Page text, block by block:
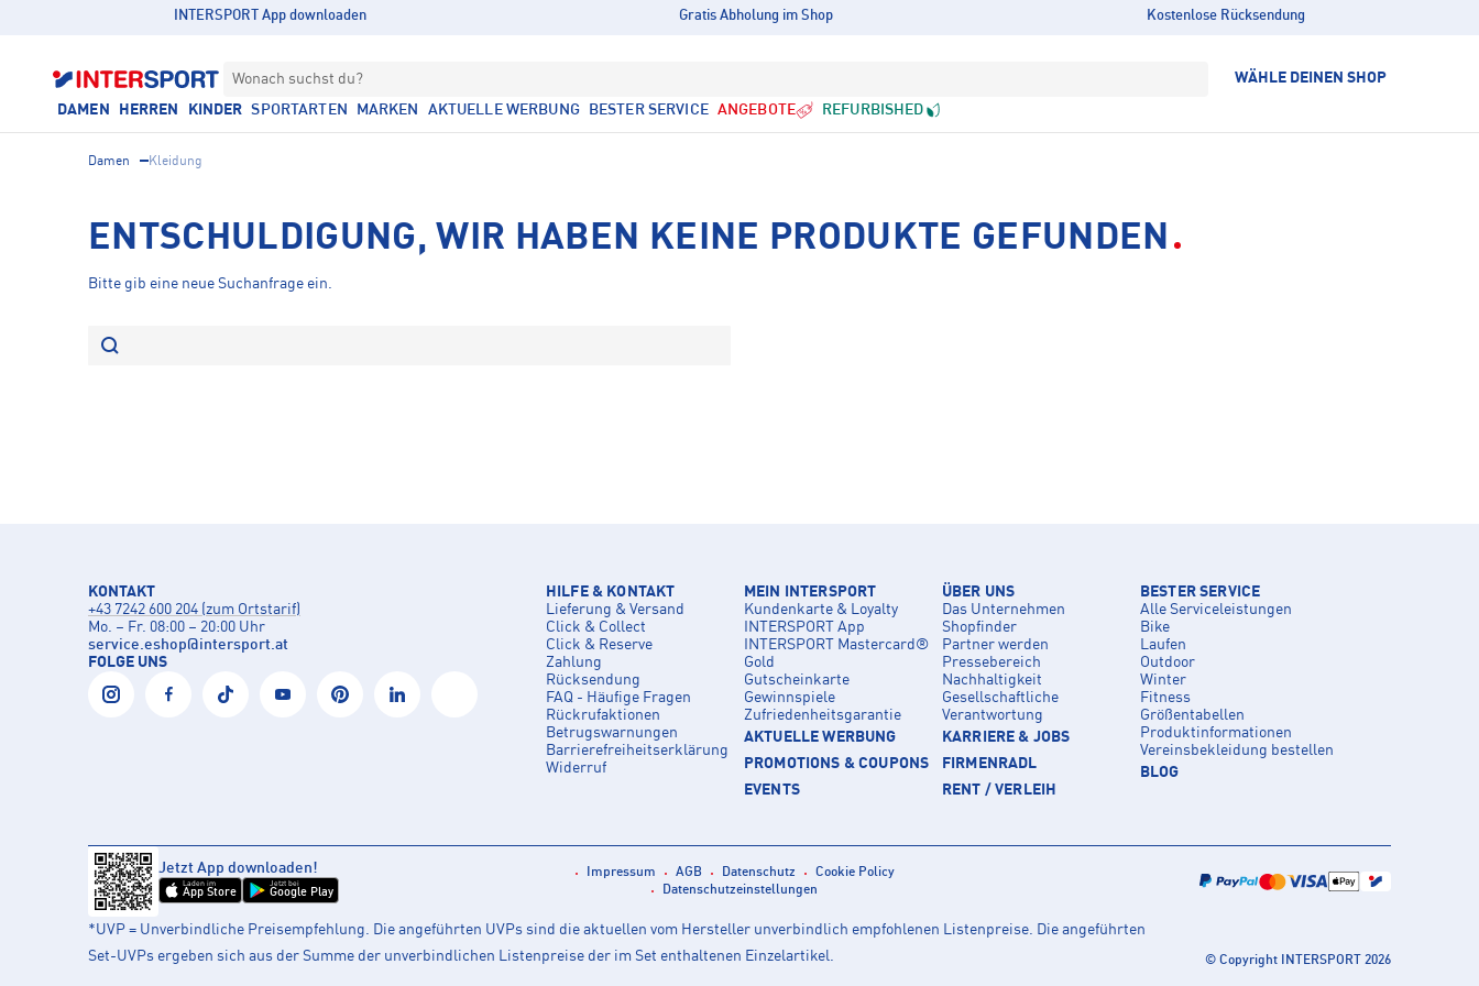
INTERSPORT App downloaden Gratis Abholung im Shop Kostenlose Rücksendung
Wonach suchst du? WÄHLE DEINEN SHOP
DAMEN HERREN KINDER SPORTARTEN MARKEN AKTUELLE WERBUNG BESTER SERVICE ANGEBOTE REFURBISHED
Damen Kleidung
ENTSCHULDIGUNG, WIR HABEN KEINE PRODUKTE GEFUNDEN
Bitte gib eine neue Suchanfrage ein.
KONTAKT
+43 7242 600 204 (zum Ortstarif)
Mo. – Fr. 08:00 – 20:00 Uhr
service.eshop@intersport.at
FOLGE UNS
HILFE & KONTAKT
Lieferung & Versand
Click & Collect
Click & Reserve
Zahlung
Rücksendung
FAQ - Häufige Fragen
Rückrufaktionen
Betrugswarnungen
Barrierefreiheitserklärung
Widerruf
MEIN INTERSPORT
Kundenkarte & Loyalty
INTERSPORT App
INTERSPORT Mastercard®
Gold
Gutscheinkarte
Gewinnspiele
Zufriedenheitsgarantie
AKTUELLE WERBUNG
PROMOTIONS & COUPONS
EVENTS
ÜBER UNS
Das Unternehmen
Shopfinder
Partner werden
Pressebereich
Nachhaltigkeit
Gesellschaftliche
Verantwortung
KARRIERE & JOBS
FIRMENRADL
RENT / VERLEIH
BESTER SERVICE
Alle Serviceleistungen
Bike
Laufen
Outdoor
Winter
Fitness
Größentabellen
Produktinformationen
Vereinsbekleidung bestellen
BLOG
Jetzt App downloaden!
Laden im
App Store
Jetzt bei
Google Play
Impressum AGB Datenschutz
Cookie Policy
Datenschutzeinstellungen
*UVP = Unverbindliche Preisempfehlung. Die angeführten UVPs sind die aktuellen vom Hersteller unverbindlich empfohlenen Listenpreise. Die angeführten
Set-UVPs ergeben sich aus der Summe der unverbindlichen Listenpreise der im Set enthaltenen Einzelartikel.
© Copyright INTERSPORT 2026